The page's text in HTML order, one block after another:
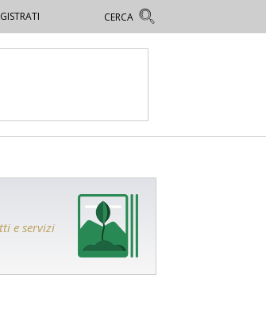
e servizi